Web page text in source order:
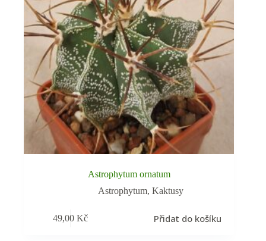
Astrophytum ornatum
Astrophytum,Kaktusy
49,00Kč Přidat do košíku